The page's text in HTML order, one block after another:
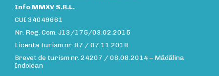
Info MMXV S.R.L.
CUI 34049661
Nr. Reg. Com. J13/175/03.02.2015
Licenta turism nr. 87 / 07.11.2018
Brevet de turism nr. 24207 / 08.08.2014 – Mădălina
Indolean